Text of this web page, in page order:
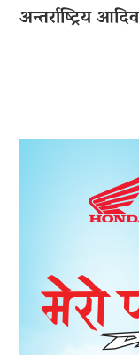
अन्तर्राष्ट्रिय